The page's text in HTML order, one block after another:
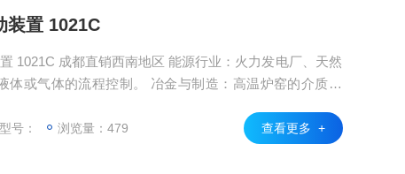
装置 1021C
火力发电厂、天然
体或气体的流程控制。 冶金与制造：高温炉窑的介质调
号： 浏览量：479 查看更多 +